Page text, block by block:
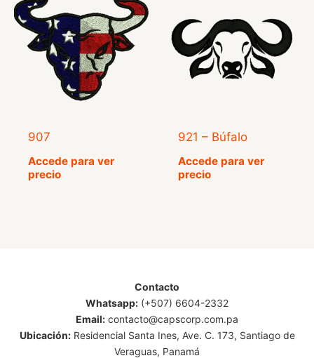
907
Accede para ver
precio
921 – Búfalo
Accede para ver
precio
Contacto
Whatsapp: (+507) 6604-2332
Email: contacto@capscorp.com.pa
Ubicación:Residencial Santa Ines, Ave. C. 173, Santiago de
Veraguas, Panamá